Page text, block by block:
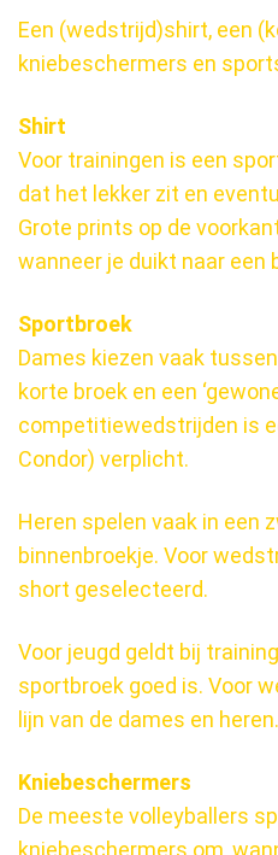
Een (wedstrijd)shirt, een
kniebeschermers en
Shirt
Voor trainingen is een
dat het lekker zit en
Grote prints op de
wanneer je duikt naar een
Sportbroek
Dames kiezen vaak
korte broek en een
competitiewedstrijden is
Condor) verplicht.
Heren spelen vaak in een
binnenbroekje. Voor
short geselecteerd.
Voor jeugd geldt bij
sportbroek goed is. Voor
lijn van de dames en heren.
Kniebeschermers
De meeste volleyballers
kniebeschermers om,